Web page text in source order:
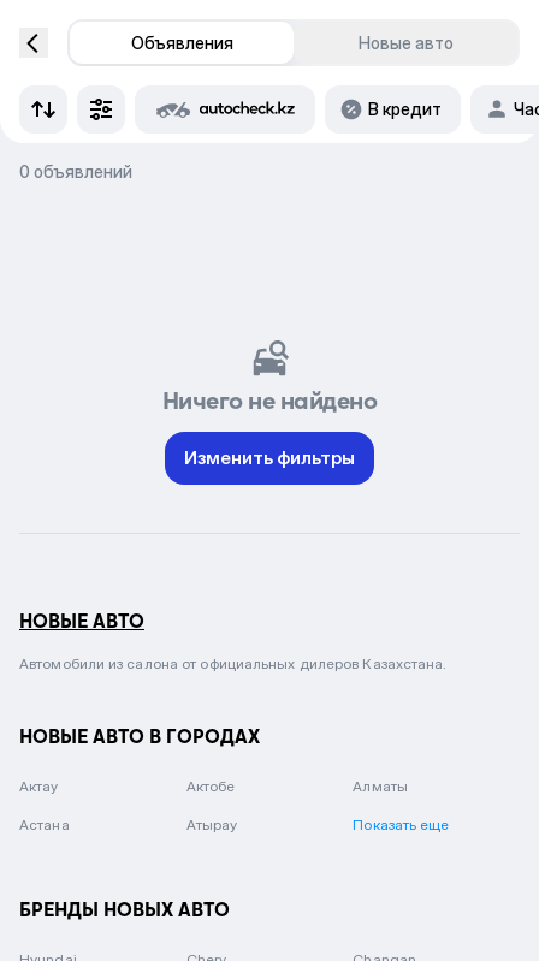
Объявления Новые авто
В кредит
0 объявлений
Ничего не найдено
Изменить фильтры
НОВЫЕ АВТО
Автомобили из салона от официальных дилеров Казахстана.
НОВЫЕ АВТО В ГОРОДАХ
Актау Актобе Алматы
Астана Атырау Показать еще
БРЕНДЫ НОВЫХ АВТО